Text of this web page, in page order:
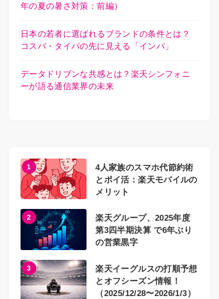
年の夏の暑さ対策：前編）
日本の若者に選ばれるブランドの条件とは？
コスパ・タイパの先に見える「インパ」
データドリブンな共感とは？楽天シンフォニ
ーが語る通信業界の未来
1
4人家族のスマホ代節約術
とポイ活：楽天モバイルの
メリット
2
楽天グループ、2025年度
第3四半期決算 で6年ぶり
の営業黒字
3
楽天イーグルスの打順予想
とオフシーズン情報！
（2025/12/28〜2026/1/3）